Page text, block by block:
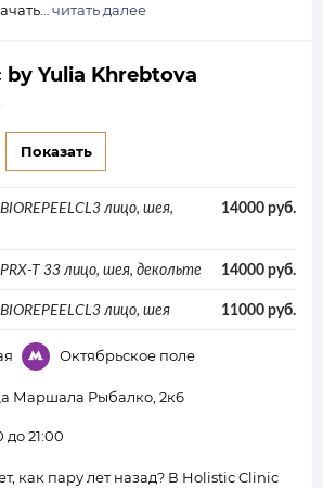
читать далее
Yulia Khrebtova
Показать
лицо, шея,
14000 руб.
T 33 лицо, шея, декольте 14000 руб.
лицо, шея 11000 руб.
Октябрьское поле
Маршала Рыбалко, 2к6
до 21:00
как пару лет назад? В Holistic Clinic